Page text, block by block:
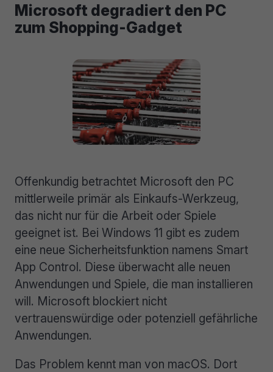
Microsoft degradiert den PC
zum Shopping-Gadget
Offenkundig betrachtet Microsoft den PC
mittlerweile primär als Einkaufs-Werkzeug,
das nicht nur für die Arbeit oder Spiele
geeignet ist. Bei Windows 11 gibt es zudem
eine neue Sicherheitsfunktion namens Smart
App Control. Diese überwacht alle neuen
Anwendungen und Spiele, die man installieren
will. Microsoft blockiert nicht
vertrauenswürdige oder potenziell gefährliche
Anwendungen.
Das Problem kennt man von macOS. Dort